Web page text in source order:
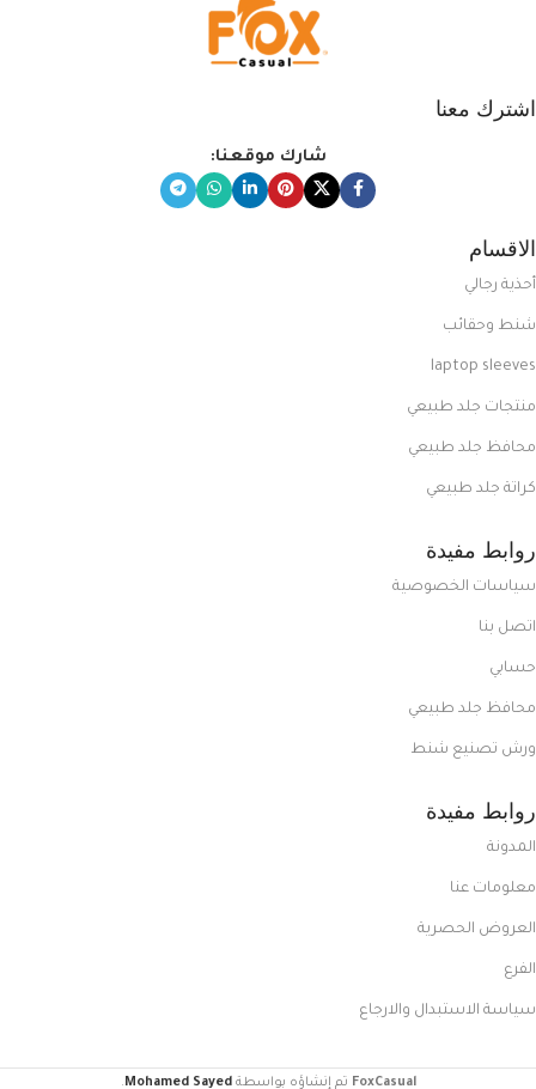
اشترك معنا
شارك موقعنا:
الاقسام
أحذية رجالي
شنط وحقائب
laptop sleeves
منتجات جلد طبيعي
محافظ جلد طبيعي
كراتة جلد طبيعي
روابط مفيدة
سياسات الخصوصية
اتصل بنا
حسابي
محافظ جلد طبيعي
ورش تصنيع شنط
روابط مفيدة
المدونة
معلومات عنا
العروض الحصرية
الفرع
سياسة الاستبدال والارجاع
FoxCasual تم إنشاؤه بواسطةMohamed Sayed
.